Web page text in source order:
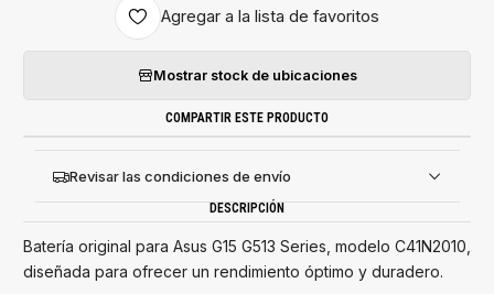
Agregar a la lista de favoritos
Mostrar stock de ubicaciones
COMPARTIR ESTE PRODUCTO
Revisar las condiciones de envío
DESCRIPCIÓN
Batería original para Asus G15 G513 Series, modelo C41N2010,
diseñada para ofrecer un rendimiento óptimo y duradero.